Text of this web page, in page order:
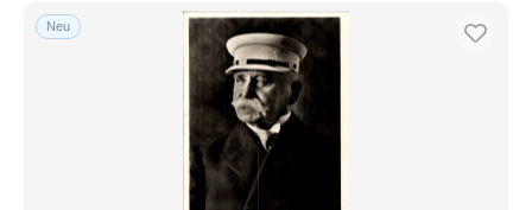
Kostenloser Versand
Zahlungsmethoden
Banküberweisung
Mastercard
Neu